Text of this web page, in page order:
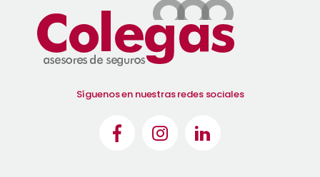
Síguenos en nuestras redes sociales